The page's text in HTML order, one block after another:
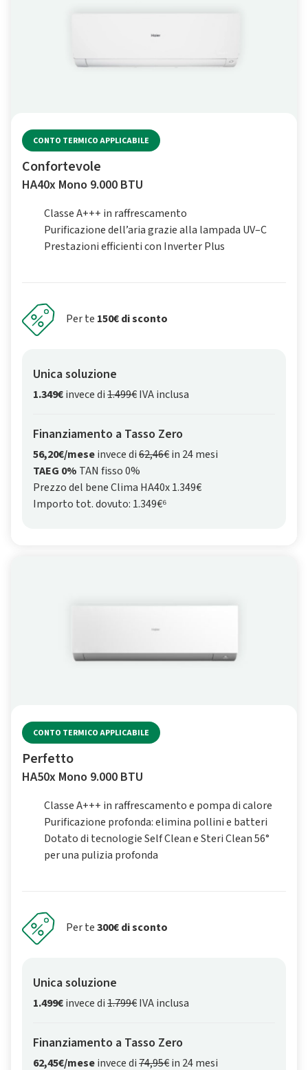
CONTO TERMICO APPLICABILE
Confortevole
HA40x Mono 9.000 BTU
Classe A+++ in raffrescamento
Purificazione dell’aria grazie alla lampada UV–C
Prestazioni efficienti con Inverter Plus
Per te 150€ di sconto
Unica soluzione
1.349€invece di1.499€IVA inclusa
Finanziamento a Tasso Zero
56,20€/meseinvece di62,46€in 24 mesi
TAEG 0% TAN fisso 0%
Prezzo del bene Clima HA40x 1.349€
Importo tot. dovuto: 1.349€⁶
CONTO TERMICO APPLICABILE
Perfetto
HA50x Mono 9.000 BTU
Classe A+++ in raffrescamento e pompa di calore
Purificazione profonda: elimina pollini e batteri
Dotato di tecnologie Self Clean e Steri Clean 56°
per una pulizia profonda
Per te300€ di sconto
Unica soluzione
1.499€invece di1.799€IVA inclusa
Finanziamento a Tasso Zero
62,45€/meseinvece di74,95€in 24 mesi